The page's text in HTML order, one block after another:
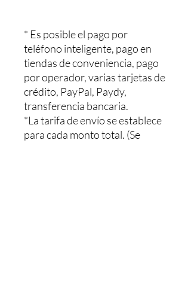
* Es posible el pago por
teléfono inteligente, pago en
tiendas de conveniencia, pago
por operador, varias tarjetas de
crédito, PayPal, Paydy,
transferencia bancaria.
*La tarifa de envío se establece
para cada monto total. (Se